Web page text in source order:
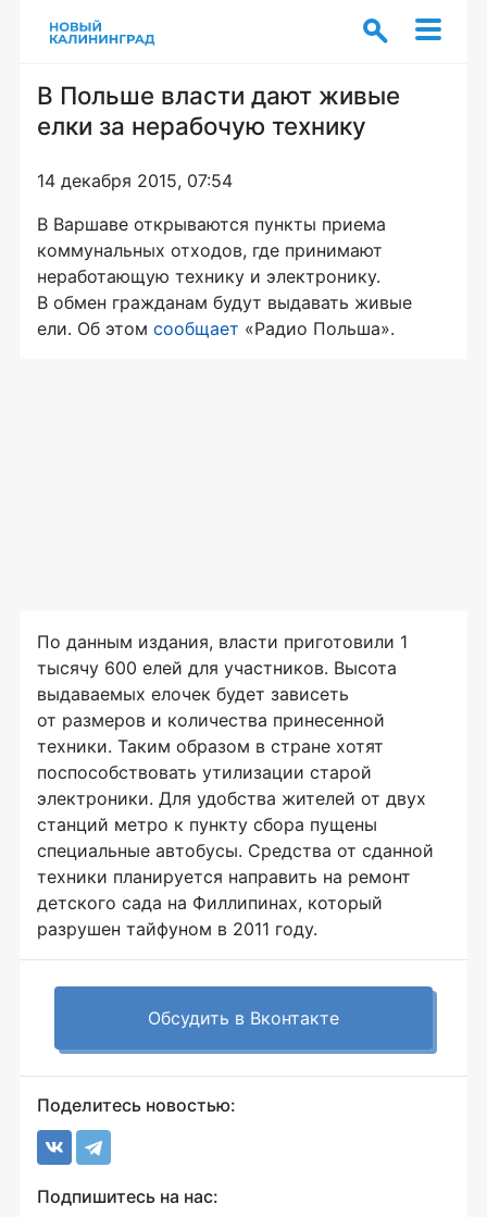
В Польше власти дают живые
елки за нерабочую технику
14 декабря 2015, 07:54
В Варшаве открываются пункты приема
коммунальных отходов, где принимают
неработающую технику и электронику.
В обмен гражданам будут выдавать живые
ели. Об этом сообщает «Радио Польша».
По данным издания, власти приготовили 1
тысячу 600 елей для участников. Высота
выдаваемых елочек будет зависеть
от размеров и количества принесенной
техники. Таким образом в стране хотят
поспособствовать утилизации старой
электроники. Для удобства жителей от двух
станций метро к пункту сбора пущены
специальные автобусы. Средства от сданной
техники планируется направить на ремонт
детского сада на Филлипинах, который
разрушен тайфуном в 2011 году.
Обсудить в Вконтакте
Поделитесь новостью:
Подпишитесь на нас: